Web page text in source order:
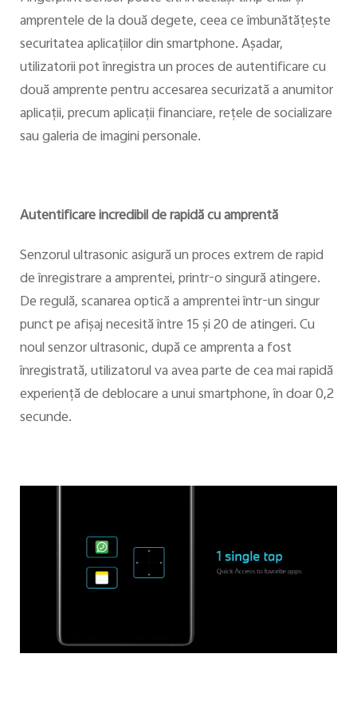
amprentele de la două degete, ceea ce îmbunătăţeşte
securitatea aplicaţiilor din smartphone. Aşadar,
utilizatorii pot înregistra un proces de autentificare cu
două amprente pentru accesarea securizată a anumitor
aplicaţii, precum aplicaţii financiare, reţele de socializare
sau galeria de imagini personale.
Autentificare incredibil de rapidă cu amprentă
Senzorul ultrasonic asigură un proces extrem de rapid
de înregistrare a amprentei, printr-o singură atingere.
De regulă, scanarea optică a amprentei într-un singur
punct pe afişaj necesită între 15 şi 20 de atingeri. Cu
noul senzor ultrasonic, după ce amprenta a fost
înregistrată, utilizatorul va avea parte de cea mai rapidă
experienţă de deblocare a unui smartphone, în doar 0,2
secunde.